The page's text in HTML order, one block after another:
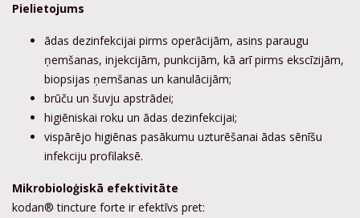
Pielietojums
ādas dezinfekcijai pirms operācijām, asins paraugu
ņemšanas, injekcijām, punkcijām, kā arī pirms ekscīzijām,
biopsijas ņemšanas un kanulācijām;
brūču un šuvju apstrādei;
higiēniskai roku un ādas dezinfekcijai;
vispārējo higiēnas pasākumu uzturēšanai ādas sēnīšu
infekciju profilaksē.
Mikrobioloģiskā efektivitāte
kodan® tincture forte ir efektīvs pret: